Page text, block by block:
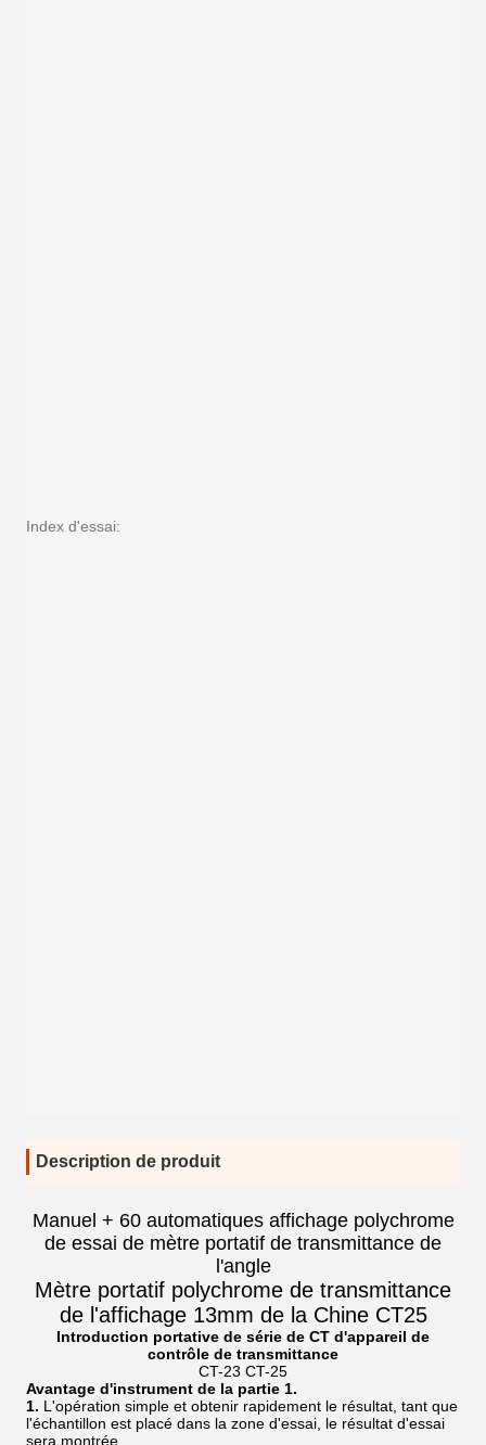
Index d'essai:
Description de produit
Manuel + 60 automatiques affichage polychrome
de essai de mètre portatif de transmittance de
l'angle
Mètre portatif polychrome de transmittance
de l'affichage 13mm de la Chine CT25
Introduction portative de série de CT d'appareil de
contrôle de transmittance
CT-23 CT-25
Avantage d'instrument de la partie 1.
1. L'opération simple et obtenir rapidement le résultat, tant que
l'échantillon est placé dans la zone d'essai, le résultat d'essai
sera montrée.